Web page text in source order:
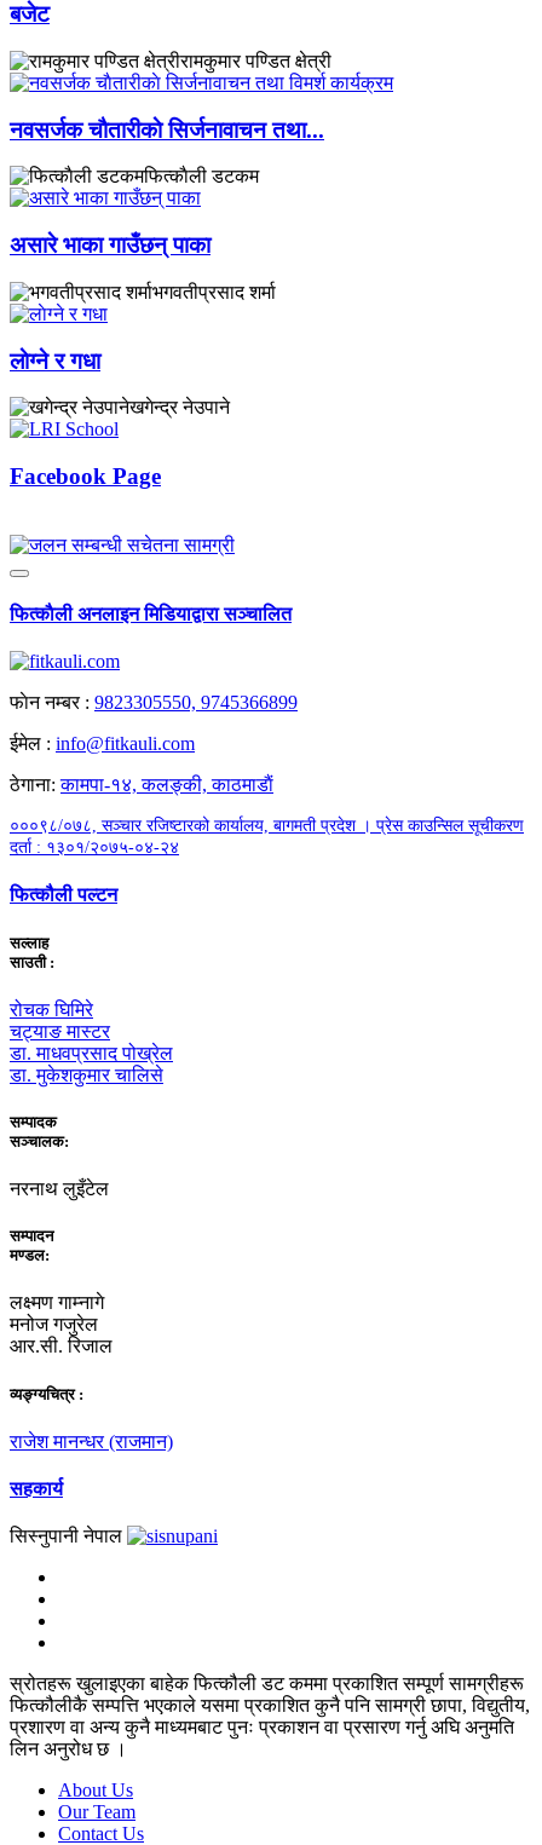
बजेट
रामकुमार पण्डित क्षेत्री
नवसर्जक चाैतारीकाे सिर्जनावाचन तथा...
फित्काैली डटकम
असारे भाका गाउँछन् पाका
भगवतीप्रसाद शर्मा
लाेग्ने र गधा
खगेन्द्र नेउपाने
Facebook Page
फित्काैली अनलाइन मिडियाद्वारा सञ्चालित
फाेन नम्बर : 9823305550, 9745366899
ईमेल : info@fitkauli.com
ठेगाना:कामपा-१४, कलङ्की, काठमाडाैं
०००९८/०७८, सञ्चार रजिष्टारको कार्यालय, बागमती प्रदेश । प्रेस काउन्सिल सूचीकरण
दर्ता : १३०१/२०७५-०४-२४
फित्कौली पल्टन
सल्लाह
साउती :
रोचक घिमिरे
चट्याङ मास्टर
डा. माधवप्रसाद पोख्रेल
डा. मुकेशकुमार चालिसे
सम्पादक
सञ्चालक:
नरनाथ लुइँटेल
सम्पादन
मण्डल:
लक्ष्मण गाम्नागे
मनोज गजुरेल
आर.सी. रिजाल
व्यङ्ग्यचित्र :
राजेश मानन्धर (राजमान)
सहकार्य
सिस्नुपानी नेपाल
स्रोतहरू खुलाइएका बाहेक फित्कौली डट कममा प्रकाशित सम्पूर्ण सामग्रीहरू
फित्कौलीकै सम्पत्ति भएकाले यसमा प्रकाशित कुनै पनि सामग्री छापा, विद्युतीय,
प्रशारण वा अन्य कुनै माध्यमबाट पुनः प्रकाशन वा प्रसारण गर्नु अघि अनुमति
लिन अनुरोध छ ।
About Us
Our Team
Contact Us